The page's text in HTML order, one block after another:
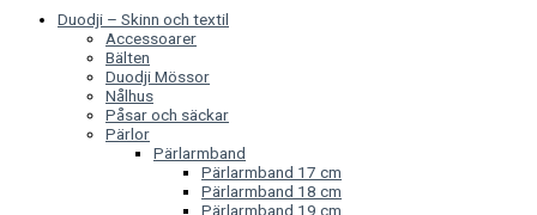
Duodji – Skinn och textil
Accessoarer
Bälten
Duodji Mössor
Nålhus
Påsar och säckar
Pärlor
Pärlarmband
Pärlarmband 17 cm
Pärlarmband 18 cm
Pärlarmband 19 cm